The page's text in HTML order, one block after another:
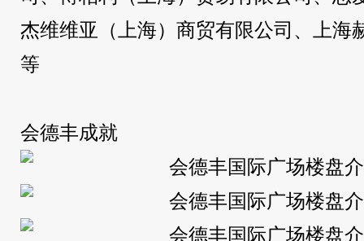
杰维维亚（上海）商贸有限公司、上海
等
会德丰成就